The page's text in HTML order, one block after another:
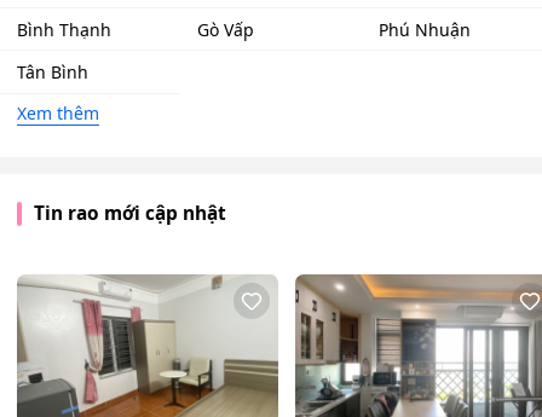
Bình Thạnh
Gò Vấp
Phú Nhuận
Tân Bình
Xem thêm
Tin rao mới cập nhật